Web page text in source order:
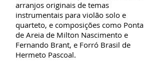
arranjos originais de temas
instrumentais para violão solo e
quarteto, e composições como Ponta
de Areia de Milton Nascimento e
Fernando Brant, e Forró Brasil de
Hermeto Pascoal.